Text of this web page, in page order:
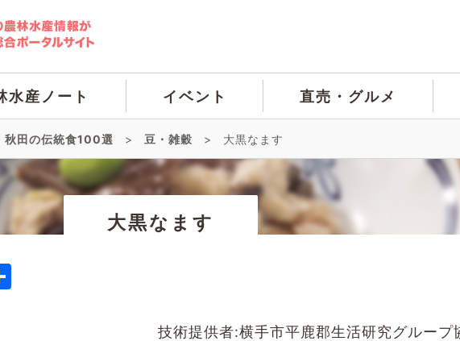
水産ノート イベント 直売・グルメ
秋田の伝統食100選 > 豆・雑穀 > 大黒なます
大黒なます
共
技術提供者:横手市平鹿郡生活研究グループ